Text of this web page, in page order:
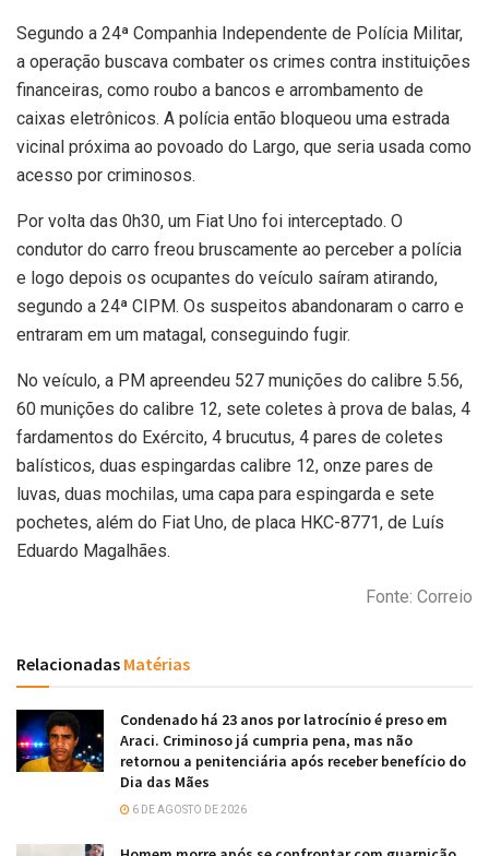
Segundo a 24ª Companhia Independente de Polícia Militar,
a operação buscava combater os crimes contra instituições
financeiras, como roubo a bancos e arrombamento de
caixas eletrônicos. A polícia então bloqueou uma estrada
vicinal próxima ao povoado do Largo, que seria usada como
acesso por criminosos.
Por volta das 0h30, um Fiat Uno foi interceptado. O
condutor do carro freou bruscamente ao perceber a polícia
e logo depois os ocupantes do veículo saíram atirando,
segundo a 24ª CIPM. Os suspeitos abandonaram o carro e
entraram em um matagal, conseguindo fugir.
No veículo, a PM apreendeu 527 munições do calibre 5.56,
60 munições do calibre 12, sete coletes à prova de balas, 4
fardamentos do Exército, 4 brucutus, 4 pares de coletes
balísticos, duas espingardas calibre 12, onze pares de
luvas, duas mochilas, uma capa para espingarda e sete
pochetes, além do Fiat Uno, de placa HKC-8771, de Luís
Eduardo Magalhães.
Fonte: Correio
Relacionadas Matérias
Condenado há 23 anos por latrocínio é preso em
Araci. Criminoso já cumpria pena, mas não
retornou a penitenciária após receber benefício do
Dia das Mães
6 DE AGOSTO DE 2026